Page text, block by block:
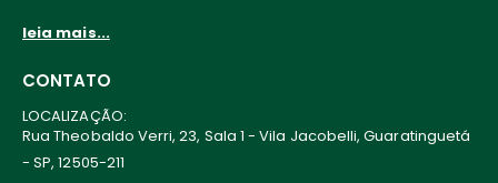
leia mais...
CONTATO
LOCALIZAÇÃO:
Rua Theobaldo Verri, 23, Sala 1 - Vila Jacobelli, Guaratinguetá
- SP, 12505-211